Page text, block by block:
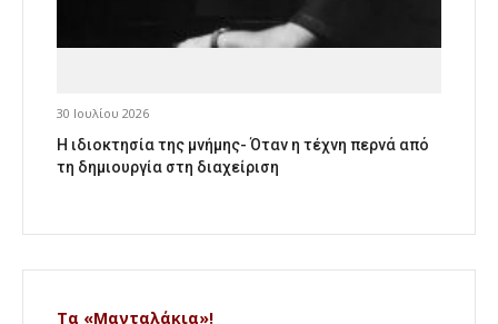
30 Ιουλίου 2026
Η ιδιοκτησία της μνήμης- Όταν η τέχνη περνά από
τη δημιουργία στη διαχείριση
Τα «Μανταλάκια»!